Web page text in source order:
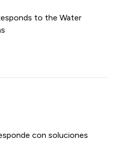
to the Water
con soluciones